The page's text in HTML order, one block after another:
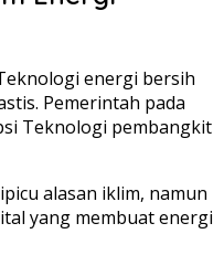
energi bersih
Pemerintah pada
Teknologi pembangkit
alasan iklim, namun
yang membuat energi